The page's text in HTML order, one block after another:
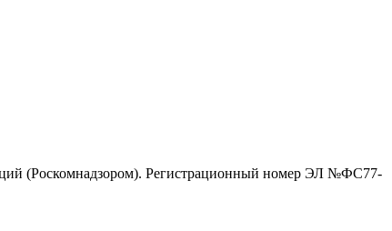
(Роскомнадзором). Регистрационный номер ЭЛ №ФС77-